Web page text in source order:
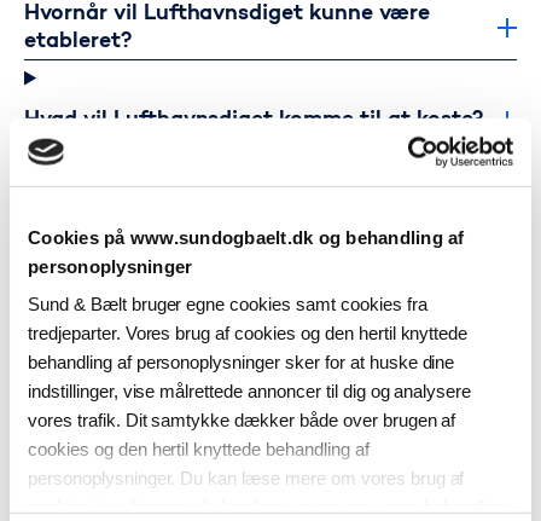
Cookies på www.sundogbaelt.dk og behandling af
personoplysninger
Sund & Bælt bruger egne cookies samt cookies fra
tredjeparter. Vores brug af cookies og den hertil knyttede
behandling af personoplysninger sker for at huske dine
indstillinger, vise målrettede annoncer til dig og analysere
vores trafik. Dit samtykke dækker både over brugen af
cookies og den hertil knyttede behandling af
personoplysninger. Du kan læse mere om vores brug af
Hvornår vil Lufthavnsdiget kunne være
etableret?
Hvad vil Lufthavnsdiget komme til at koste?
Hvordan skal Lufthavnsdiget finansieres?
Hvordan vil et kommende lufthavnsdige
påvirke risikoen for oversvømmelse i Dragør?
Hvordan vil adgangsforholdene omkring
diget være i tilfælde af en oversvømmelse?